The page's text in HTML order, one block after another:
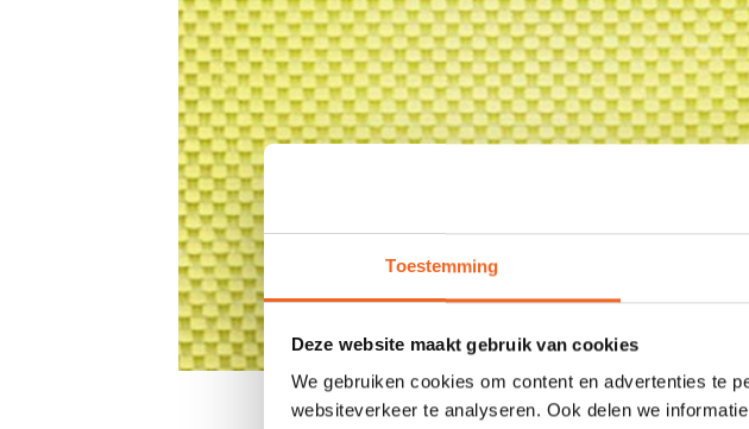
Toestemming
Deze website maakt gebruik van cookies
We gebruiken cookies om content en advertenties te
websiteverkeer te analyseren. Ook delen we